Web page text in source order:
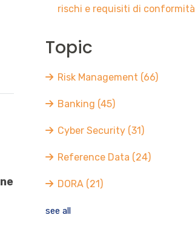
rischi e requisiti di conformità
Topic
Risk Management (66)
Banking (45)
Cyber Security (31)
Reference Data (24)
DORA (21)
see all